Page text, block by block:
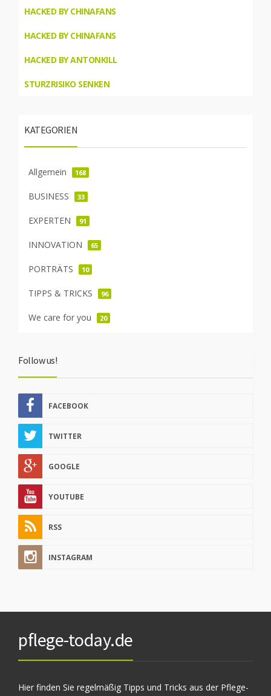
HACKED BY CHINAFANS
HACKED BY CHINAFANS
HACKED BY ANTONKILL
STURZRISIKO SENKEN
KATEGORIEN
Allgemein 168
BUSINESS 33
EXPERTEN 91
INNOVATION 65
PORTRÄTS 10
TIPPS & TRICKS 96
We care for you 20
Follow us!
FACEBOOK
TWITTER
GOOGLE
YOUTUBE
RSS
INSTAGRAM
pflege-today.de
Hier finden Sie regelmäßig Tipps und Tricks aus der Pflege-